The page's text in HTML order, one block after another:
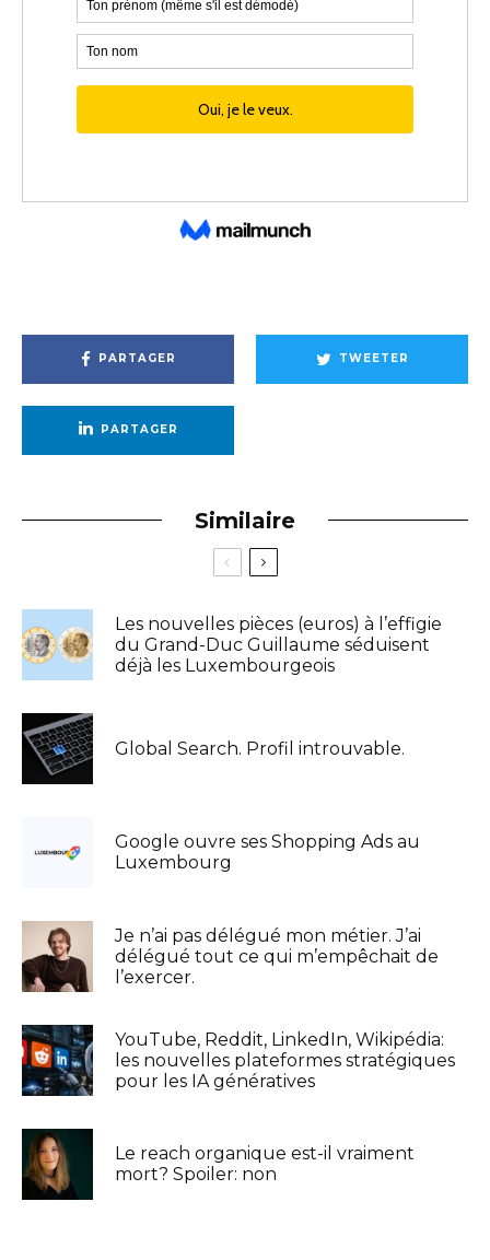
PARTAGER TWEETER
PARTAGER
Similaire
Les nouvelles pièces (euros) à l’effigie
du Grand-Duc Guillaume séduisent
déjà les Luxembourgeois
Global Search. Profil introuvable.
Google ouvre ses Shopping Ads au
Luxembourg
Je n’ai pas délégué mon métier. J’ai
délégué tout ce qui m’empêchait de
l’exercer.
YouTube, Reddit, LinkedIn, Wikipédia:
les nouvelles plateformes stratégiques
pour les IA génératives
Le reach organique est-il vraiment
mort? Spoiler: non